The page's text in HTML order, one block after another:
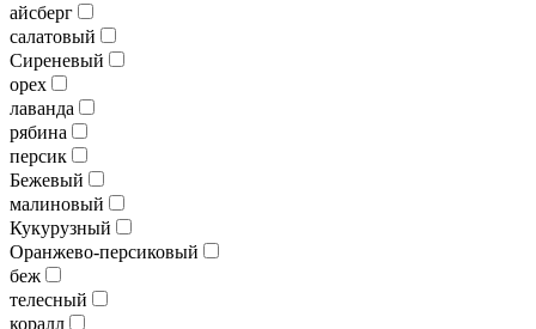
айсберг
салатовый
Сиреневый
орех
лаванда
рябина
персик
Бежевый
малиновый
Кукурузный
Оранжево-персиковый
беж
телесный
коралл